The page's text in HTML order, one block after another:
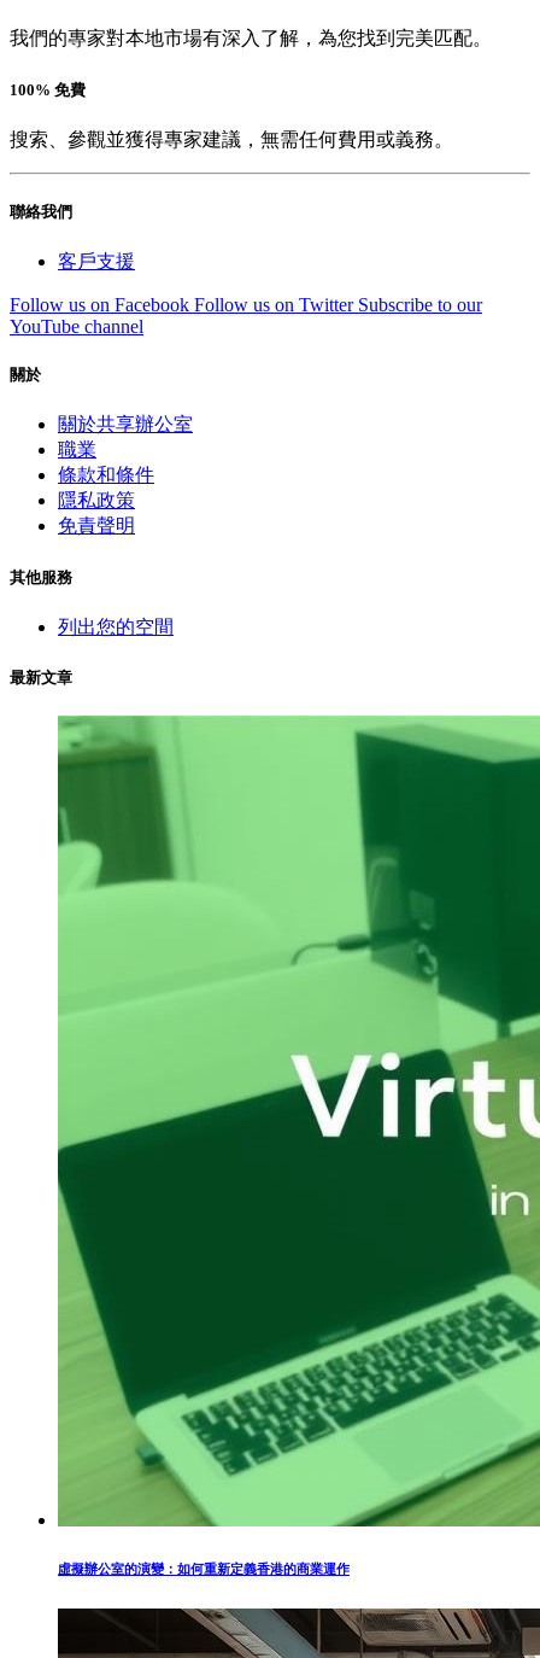
我們的專家對本地市場有深入了解，為您找到完美匹配。
100% 免費
搜索、參觀並獲得專家建議，無需任何費用或義務。
聯絡我們
客戶支援
Follow us on Facebook Follow us on Twitter Subscribe to our
YouTube channel
關於
關於共享辦公室
職業
條款和條件
隱私政策
免責聲明
其他服務
列出您的空間
最新文章
虛擬辦公室的演變：如何重新定義香港的商業運作